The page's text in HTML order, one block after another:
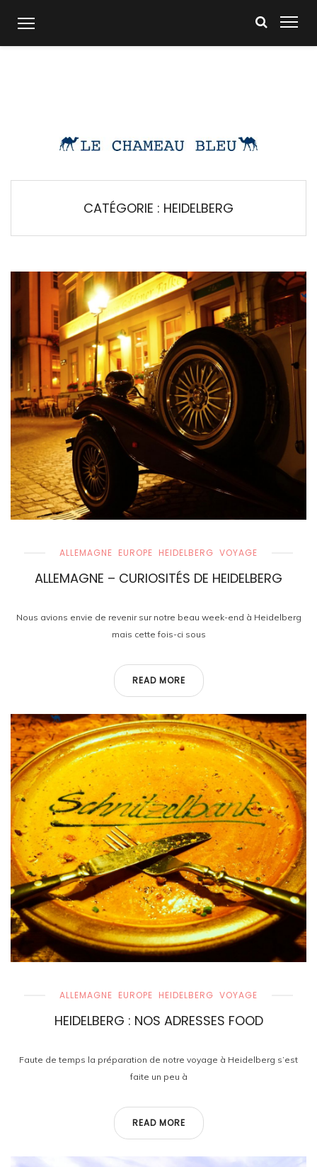
CATÉGORIE : HEIDELBERG
ALLEMAGNE EUROPE HEIDELBERG VOYAGE
ALLEMAGNE – CURIOSITÉS DE HEIDELBERG
Nous avions envie de revenir sur notre beau week-end à Heidelberg
mais cette fois-ci sous
READ MORE
ALLEMAGNE EUROPE HEIDELBERG VOYAGE
HEIDELBERG : NOS ADRESSES FOOD
Faute de temps la préparation de notre voyage à Heidelberg s’est
faite un peu à
READ MORE